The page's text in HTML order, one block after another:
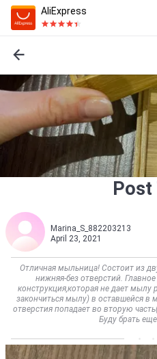
AliExpress
Post
Marina_S_882203213
April 23, 2021
Отличная мыльница! Состоит из
нижняя-без отверстий.
конструкция,которая не дает
закончиться мылу) в оставшейся в
отверстия попадает во вторую
Буду брать